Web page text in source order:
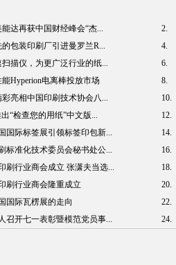
达再获中国财经峰会“杰... 2.
的包装印刷厂引进曼罗兰R... 4.
描仪，为更广泛行业的纸... 6.
Hyperion电离棒投放市场 8.
亮相中国印刷技术协会八... 10.
“检查您的用纸”中文版... 12.
国际标签展引领标签印包新... 14.
标准化技术委员会秘书处公... 16.
刷行业商会成立 张潇夫当选... 18.
刷行业商会隆重成立 20.
国际瓦楞展的走向 22.
召开七一表彰暨模范党员事... 24.